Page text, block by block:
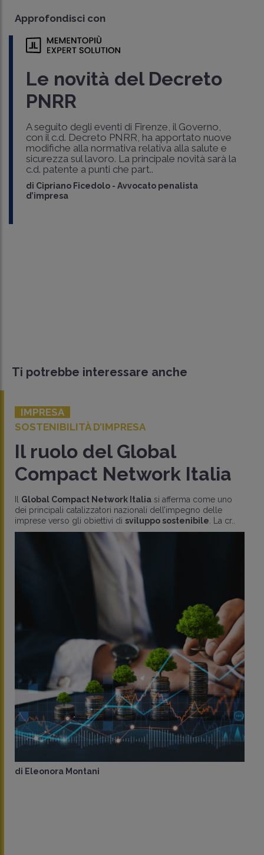
Approfondisci con
Le novità del Decreto
PNRR
A seguito degli eventi di Firenze, il Governo,
con il c.d. Decreto PNRR, ha apportato nuove
modifiche alla normativa relativa alla salute e
sicurezza sul lavoro. La principale novità sarà la
c.d. patente a punti che part..
di Cipriano Ficedolo - Avvocato penalista
d’impresa
Ti potrebbe interessare anche
IMPRESA
SOSTENIBILITÀ D’IMPRESA
Il ruolo del Global
Compact Network Italia
Global Compact Network Italia si afferma come uno
dei principali catalizzatori nazionali dell’impegno delle
imprese verso gli obiettivi di sviluppo sostenibile . La cr..
di Eleonora Montani